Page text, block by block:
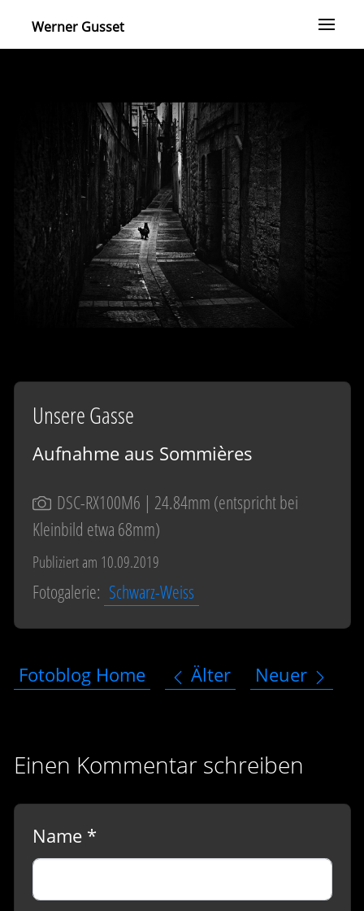
Werner Gusset
Unsere Gasse
Aufnahme aus Sommières
DSC-RX100M6 | 24.84mm (entspricht bei
Kleinbild etwa 68mm)
Publiziert am 10.09.2019
Fotogalerie: Schwarz-Weiss
Fotoblog Home Älter Neuer
Einen Kommentar schreiben
Name *